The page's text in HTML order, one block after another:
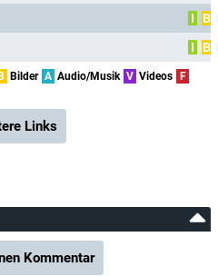
I
B
I B
B Bilder A Audio/Musik V Videos
F
Links
Kommentar